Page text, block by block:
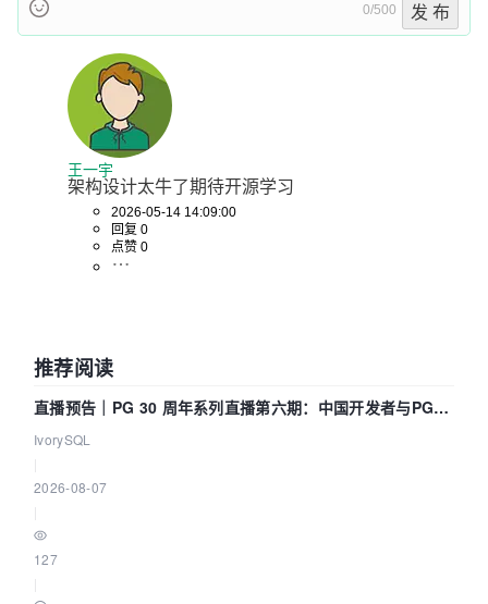
0/500 发 布
王一宇
架构设计太牛了期待开源学习
2026-05-14 14:09:00
回复 0
点赞 0
推荐阅读
直播预告｜PG 30 周年系列直播第六期：中国开发者与PG内
核——我们改得动吗？我们贡献了什么？
IvorySQL
2026-08-07
127